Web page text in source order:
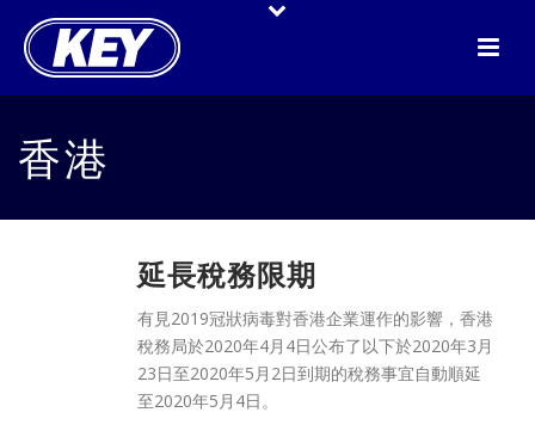
香港
延長稅務限期
有見2019冠狀病毒對香港企業運作的影響，香港
稅務局於2020年4月4日公布了以下於2020年3月
23日至2020年5月2日到期的稅務事宜自動順延
至2020年5月4日。